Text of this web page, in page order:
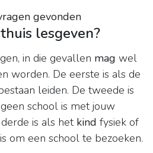
gevonden
lesgeven?
in die gevallen mag wel
worden. De eerste is als de
leiden. De tweede is
school is met jouw
is als het kind fysiek of
om een school te bezoeken.